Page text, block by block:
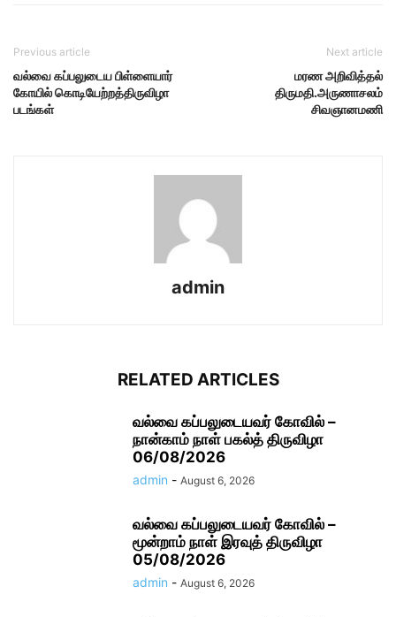
Previous article
வல்வை கப்பலுடைய பிள்ளையார்
கோயில் கொடியேற்றத்திருவிழா
படங்கள்
Next article
மரண அறிவித்தல்
திருமதி.அருணாசலம்
சிவஞானமணி
admin
RELATED ARTICLES
வல்வை கப்பலுடையவர் கோவில் –
நான்காம் நாள் பகல்த் திருவிழா
06/08/2026
admin - August 6, 2026
வல்வை கப்பலுடையவர் கோவில் –
மூன்றாம் நாள் இரவுத் திருவிழா
05/08/2026
admin - August 6, 2026